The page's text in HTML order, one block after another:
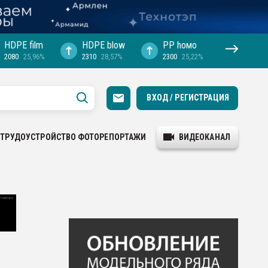
HDPE film
2080 25,96%
HDPE blow
2310 28,57%
PP hомо
2300 25,22%
ВХОД / РЕГИСТРАЦИЯ
ТРУДОУСТРОЙСТВО ФОТОРЕПОРТАЖИ ВИДЕОКАНАЛ